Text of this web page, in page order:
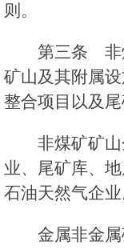
则。
第三条 非煤
矿山及其附属
整合项目以及尾
非煤矿矿山
业、尾矿库、
石油天然气企业
金属非金属